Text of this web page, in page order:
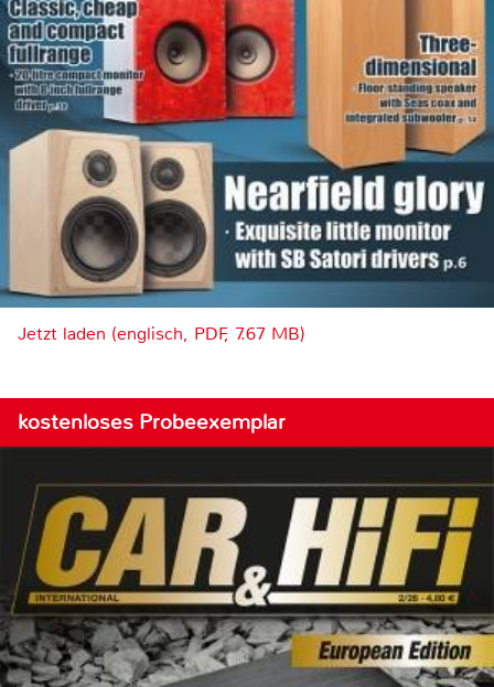
Jetzt laden (englisch, PDF, 7.67 MB)
kostenloses Probeexemplar